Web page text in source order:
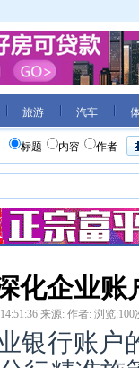
旅游 汽车
标题 内容 作者
企业账
来源: 作者: 浏览:100
银行账户